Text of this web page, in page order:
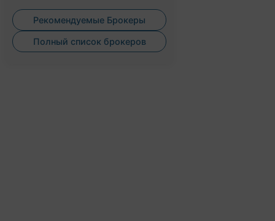
Рекомендуемые Брокеры
Полный список брокеров